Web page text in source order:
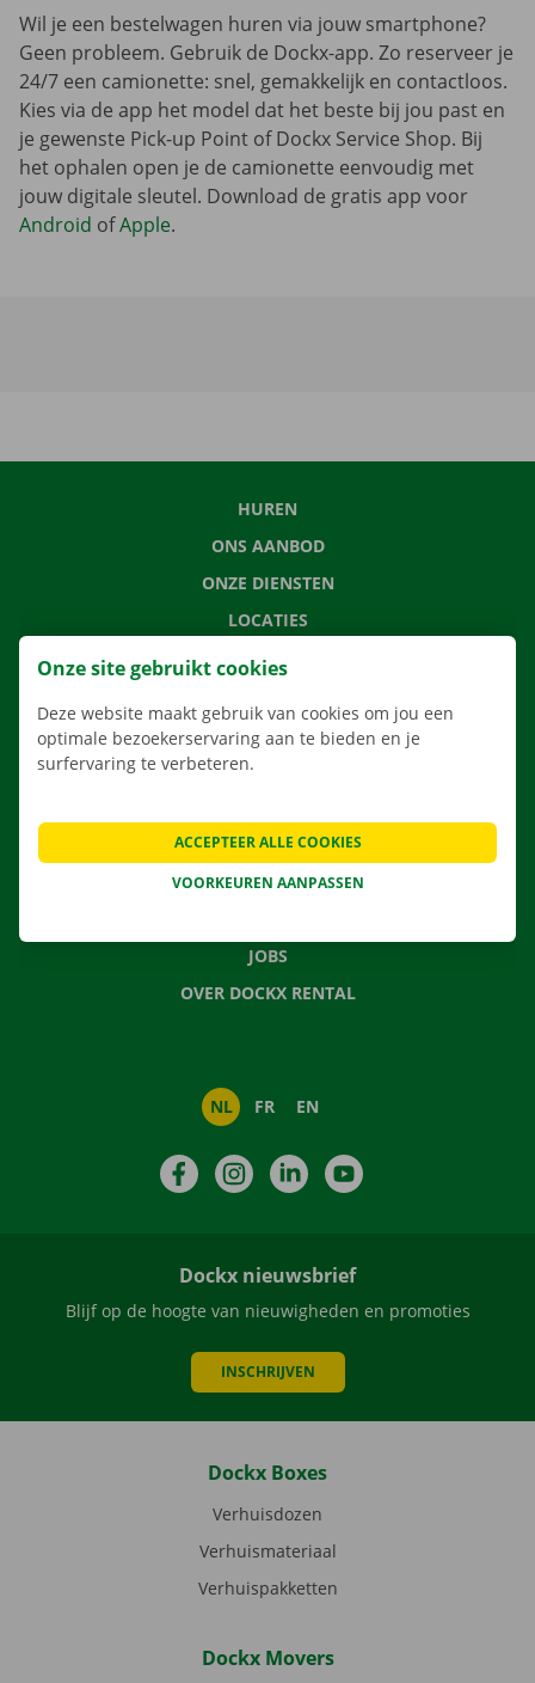
Wil je een bestelwagen huren via jouw smartphone?
Geen probleem. Gebruik de Dockx-app. Zo reserveer je
24/7 een camionette: snel, gemakkelijk en contactloos.
Kies via de app het model dat het beste bij jou past en
je gewenste Pick-up Point of Dockx Service Shop. Bij
het ophalen open je de camionette eenvoudig met
jouw digitale sleutel. Download de gratis app voor
Android ofApple.
HUREN
ONS AANBOD
ONZE DIENSTEN
LOCATIES
APP
VEELGESTELDE VRAGEN
NIEUWS
JOBS
OVER DOCKX RENTAL
NL FR EN
FacebookInstagramLinkedIn
Dockx nieuwsbrief
Blijf op de hoogte van nieuwigheden en promoties
INSCHRIJVEN
Dockx Boxes
Verhuisdozen
Verhuismateriaal
Verhuispakketten
Dockx Movers
Onze site gebruikt cookies
Deze website maakt gebruik van cookies om jou een
optimale bezoekerservaring aan te bieden en je
surfervaring te verbeteren.
VOORKEUREN AANPASSEN
ACCEPTEER ALLE COOKIES